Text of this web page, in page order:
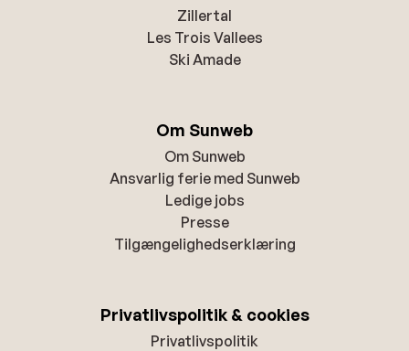
Zillertal
Les Trois Vallees
Ski Amade
Om Sunweb
Om Sunweb
Ansvarlig ferie med Sunweb
Ledige jobs
Presse
Tilgængelighedserklæring
Privatlivspolitik & cookies
Privatlivspolitik